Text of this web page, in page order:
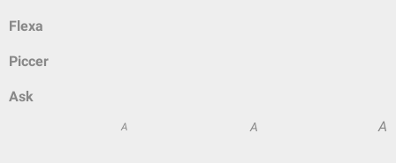
Flexa
Piccer
Ask
A A A